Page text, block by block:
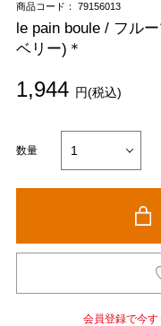
商品コード： 79156013
le pain boule / フル
ベリー)＊
1,944 円(税込)
数量
会員登録で今